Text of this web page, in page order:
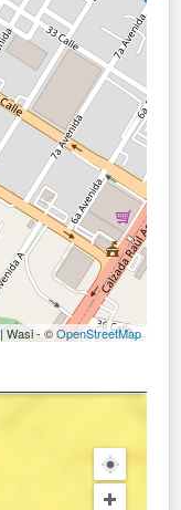
| Wasi - ©OpenStreetMap